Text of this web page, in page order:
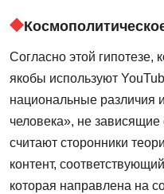
Согласно этой гипотезе,
якобы используют
национальные различия
человека», не зависящие
считают сторонники
контент,
которая направлена на